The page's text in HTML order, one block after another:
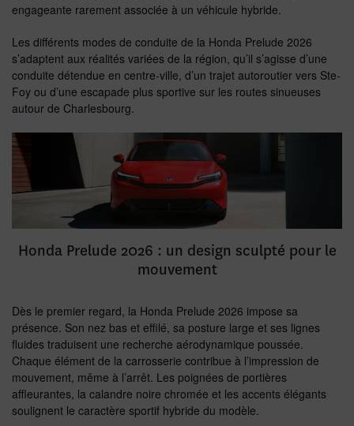
engageante rarement associée à un véhicule hybride.
Les différents modes de conduite de la Honda Prelude 2026
s’adaptent aux réalités variées de la région, qu’il s’agisse d’une
conduite détendue en centre-ville, d’un trajet autoroutier vers Ste-
Foy ou d’une escapade plus sportive sur les routes sinueuses
autour de Charlesbourg.
Honda Prelude 2026 : un design sculpté pour le
mouvement
Dès le premier regard, la Honda Prelude 2026 impose sa
présence. Son nez bas et effilé, sa posture large et ses lignes
fluides traduisent une recherche aérodynamique poussée.
Chaque élément de la carrosserie contribue à l’impression de
mouvement, même à l’arrêt. Les poignées de portières
affleurantes, la calandre noire chromée et les accents élégants
soulignent le caractère sportif hybride du modèle.